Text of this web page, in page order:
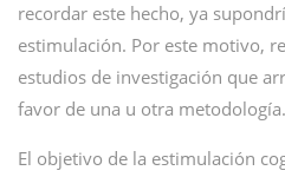
recordar este hecho, ya
estimulación. Por este motivo,
estudios de investigación que
favor de una u otra metodología.
El objetivo de la estimulación